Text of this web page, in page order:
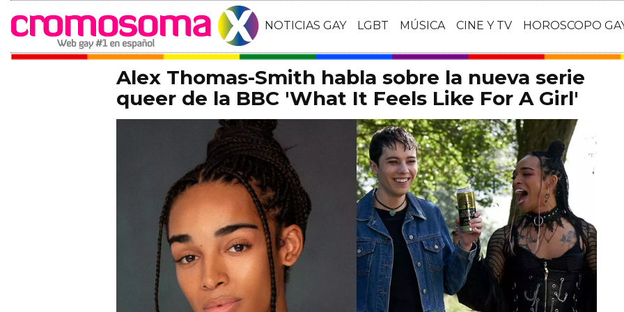
NOTICIAS GAY LGBT MÚSICA CINE Y TV HOROSCOPO
Alex Thomas-Smith habla sobre la nueva serie
queer de la BBC 'What It Feels Like For A Girl'